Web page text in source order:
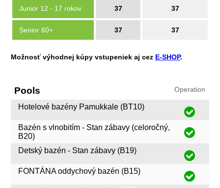
Junior 12 - 17 rokov 37 37
Senior 60+ 37 37
Možnosť výhodnej kúpy vstupeniek aj cez E-SHOP.
Pools Operation
Hotelové bazény Pamukkale (BT10)
Bazén s vlnobitím - Stan zábavy (celoročný,
B20)
Detský bazén - Stan zábavy (B19)
FONTÁNA oddychový bazén (B15)